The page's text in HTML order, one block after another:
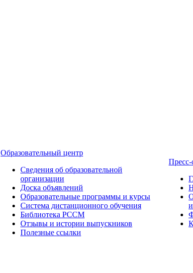
Образовательный центр
Сведения об образовательной
организации
Доска объявлений
Образовательные программы и курсы
Система дистанционного обучения
Библиотека РССМ
Отзывы и истории выпускников
Полезные ссылки
Пресс-